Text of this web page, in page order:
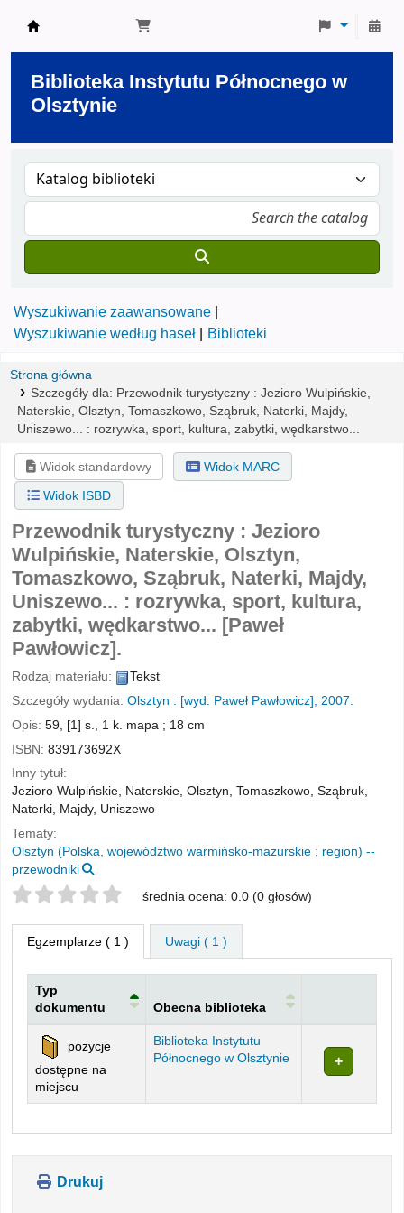
Biblioteka Instytutu Północnego w
Olsztynie
Wyszukiwanie zaawansowane
Wyszukiwanie według haseł
Biblioteki
Strona główna
Szczegóły dla: Przewodnik turystyczny : Jezioro Wulpińskie,
Naterskie, Olsztyn, Tomaszkowo, Sząbruk, Naterki, Majdy,
Uniszewo... : rozrywka, sport, kultura, zabytki, wędkarstwo...
Widok standardowy
Widok MARC
Widok ISBD
Przewodnik turystyczny : Jezioro
Wulpińskie, Naterskie, Olsztyn,
Tomaszkowo, Sząbruk, Naterki, Majdy,
Uniszewo... : rozrywka, sport, kultura,
zabytki, wędkarstwo... [Paweł
Pawłowicz].
Rodzaj materiału:
Tekst
Szczegóły wydania: Olsztyn : [wyd. Paweł Pawłowicz],
2007.
Opis: 59, [1] s., 1 k. mapa ; 18 cm
ISBN: 839173692X
Inny tytuł:
Jezioro Wulpińskie, Naterskie, Olsztyn, Tomaszkowo, Sząbruk,
Naterki, Majdy, Uniszewo
Tematy:
Olsztyn (Polska, województwo warmińsko-mazurskie ; region) --
przewodniki
Twoje oceny średnia ocena: 0.0 (0 głosów)
Egzemplarze ( 1 ) Uwagi ( 1 )
Egzemplarze
Typ
dokumentu
Obecna biblioteka
pozycje
dostępne na
miejscu
Biblioteka Instytutu
Północnego w Olsztynie
Drukuj